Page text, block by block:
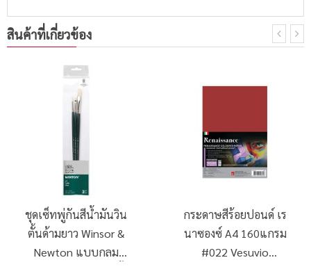
สินค้าที่เกี่ยวข้อง
ชุดเซ็ทพู่กันสีน้ำมันวิน
ตั้นด้ามยาว Winsor &
Newton แบบกลม
กระดาษสีร้อยปอนด์ เร
นาซองซ์ A4 160แกรม
#022 Vesuvio